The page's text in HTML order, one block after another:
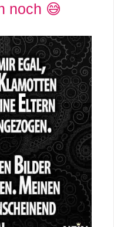
noch 😅